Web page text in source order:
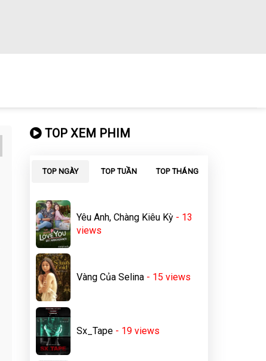
TOP XEM PHIM
TOP NGÀY TOP TUẦN TOP THÁNG
Yêu Anh, Chàng Kiêu Kỳ - 13
views
Vàng Của Selina - 15 views
Sx_Tape - 19 views